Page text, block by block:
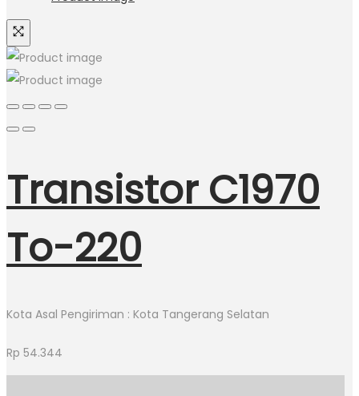
Transistor C1970
To-220
Kota Asal Pengiriman : Kota Tangerang Selatan
Rp 54.344